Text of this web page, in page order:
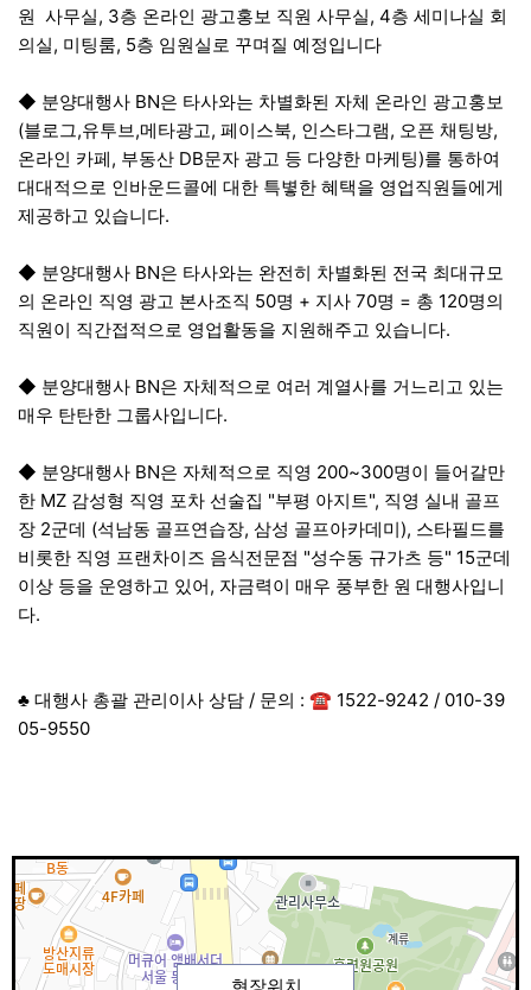
원 사무실, 3층 온라인 광고홍보 직원 사무실, 4층 세미나실 회
의실, 미팅룸, 5층 임원실로 꾸며질 예정입니다
◆ 분양대행사 BN은 타사와는 차별화된 자체 온라인 광고홍보
(블로그,유투브,메타광고, 페이스북, 인스타그램, 오픈 채팅방,
온라인 카페, 부동산 DB문자 광고 등 다양한 마케팅)를 통하여
대대적으로 인바운드콜에 대한 특볗한 혜택을 영업직원들에게
제공하고 있습니다.
◆ 분양대행사 BN은 타사와는 완전히 차별화된 전국 최대규모
의 온라인 직영 광고 본사조직 50명 + 지사 70명 = 총 120명의
직원이 직간접적으로 영업활동을 지원해주고 있습니다.
◆ 분양대행사 BN은 자체적으로 여러 계열사를 거느리고 있는
매우 탄탄한 그룹사입니다.
◆ 분양대행사 BN은 자체적으로 직영 200~300명이 들어갈만
한 MZ 감성형 직영 포차 선술집 "부평 아지트", 직영 실내 골프
장 2군데 (석남동 골프연습장, 삼성 골프아카데미), 스타필드를
비롯한 직영 프랜차이즈 음식전문점 "성수동 규가츠 등" 15군데
이상 등을 운영하고 있어, 자금력이 매우 풍부한 원 대행사입니
다.
♣ 대행사 총괄 관리이사 상담 / 문의 : ☎ 1522-9242 / 010-39
05-9550
현장위치